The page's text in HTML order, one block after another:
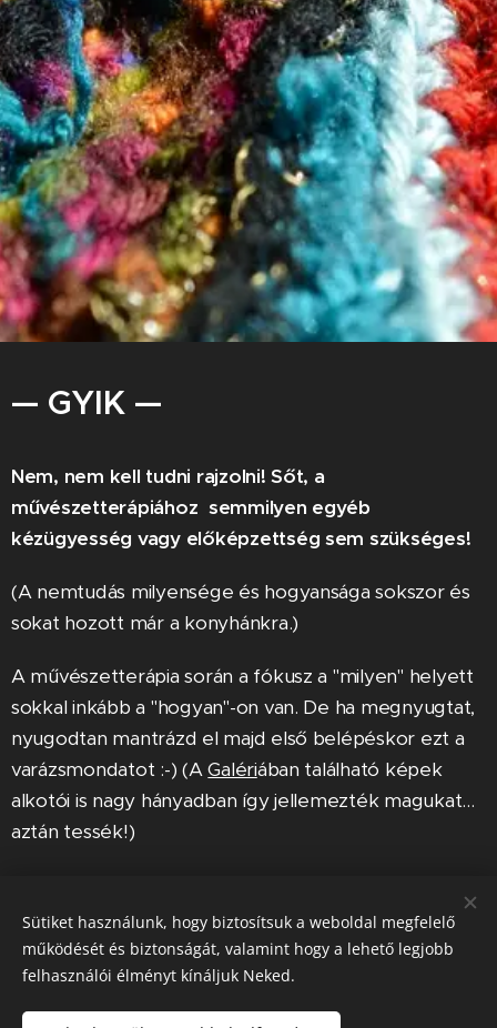
— GYIK —
Nem, nem kell tudni rajzolni! Sőt, a
művészetterápiához semmilyen egyéb
kézügyesség vagy előképzettség sem szükséges!
(A nemtudás milyensége és hogyansága sokszor és
sokat hozott már a konyhánkra.)
A művészetterápia során a fókusz a "milyen" helyett
sokkal inkább a "hogyan"-on van. De ha megnyugtat,
nyugodtan mantrázd el majd első belépéskor ezt a
varázsmondatot :-) (AGalériában található képek
alkotói is nagy hányadban így jellemezték magukat...
aztán tessék!)
A művészetterápia csak nőknek való?
Nem, a művészetterápia nem csak nőknek
való!
Férfiak is voltak már mind csoportban, mind
Sütiket használunk, hogy biztosítsuk a weboldal megfelelő
működését és biztonságát, valamint hogy a lehető legjobb
felhasználói élményt kínáljuk Neked.